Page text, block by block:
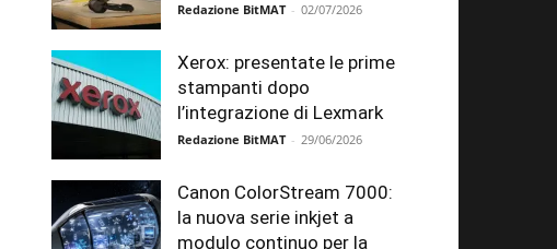
Redazione BitMAT - 02/07/2026
Xerox: presentate le prime
stampanti dopo
l’integrazione di Lexmark
Redazione BitMAT - 29/06/2026
Canon ColorStream 7000:
la nuova serie inkjet a
modulo continuo per la